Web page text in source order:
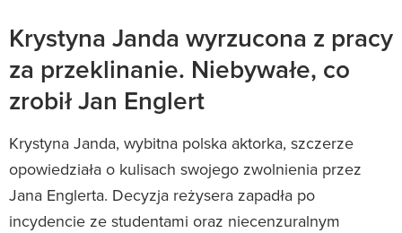
Krystyna Janda wyrzucona z pracy
za przeklinanie. Niebywałe, co
zrobił Jan Englert
Krystyna Janda, wybitna polska aktorka, szczerze
opowiedziała o kulisach swojego zwolnienia przez
Jana Englerta. Decyzja reżysera zapadła po
incydencie ze studentami oraz niecenzuralnym